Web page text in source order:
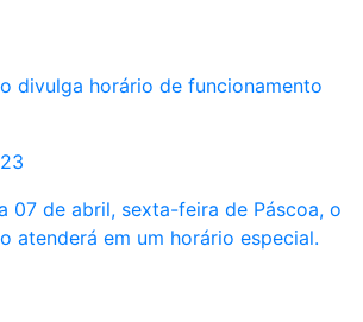
divulga horário de funcionamento
07 de abril, sexta-feira de Páscoa, o
atenderá em um horário especial.